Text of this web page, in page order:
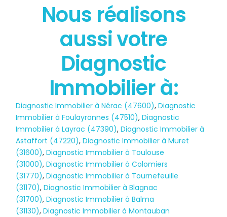
État des risques
POLLUTION
Nous réalisons
aussi votre
Diagnostic
Immobilier à:
Diagnostic Immobilier à Nérac (47600),Diagnostic
Immobilier à Foulayronnes (47510),Diagnostic
Immobilier à Layrac (47390),Diagnostic Immobilier à
Astaffort (47220),Diagnostic Immobilier à Muret
(31600),Diagnostic Immobilier à Toulouse
(31000),Diagnostic Immobilier à Colomiers
(31770),Diagnostic Immobilier à Tournefeuille
(31170),Diagnostic Immobilier à Blagnac
(31700),Diagnostic Immobilier à Balma
(31130),Diagnostic Immobilier à Montauban